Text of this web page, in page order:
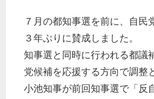
７月の都知事選を前に、自民
３年ぶりに賛成しました。
知事選と同時に行われる都議
党候補を応援する方向で調整
小池知事が前回知事選で「反